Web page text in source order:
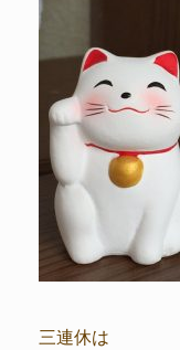
三連休は